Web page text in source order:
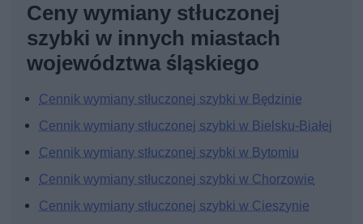
Ceny wymiany stłuczonej
szybki w innych miastach
województwa śląskiego
Cennik wymiany stłuczonej szybki w Będzinie
Cennik wymiany stłuczonej szybki w Bielsku-Białej
Cennik wymiany stłuczonej szybki w Bytomiu
Cennik wymiany stłuczonej szybki w Chorzowie
Cennik wymiany stłuczonej szybki w Cieszynie